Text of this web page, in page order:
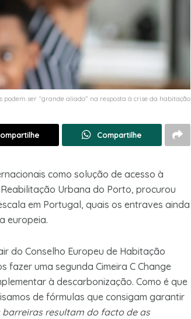
podem ser “grande aliado” na resposta à crise da habitação
Compartilhe
como solução de acesso à
Urbana do Porto, procurou
em Portugal, quais os entraves ainda
europeia.
do Conselho Europeu de Habitação
fazer uma segunda Cimeira C Change
à descarbonização. Como é que
de fórmulas que consigam garantir
barreiras resultam do facto de as